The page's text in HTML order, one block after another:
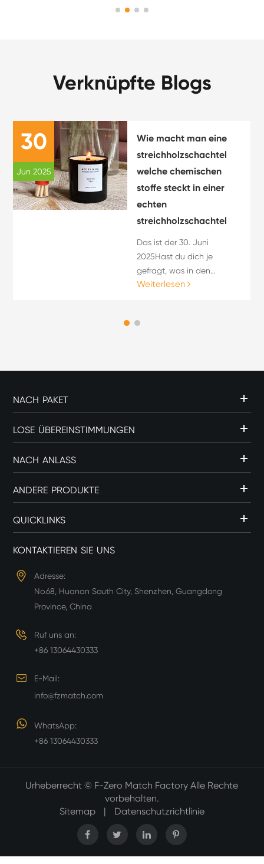
Verknüpfte Blogs
30
Jun 2025
Wie macht man eine
streichholzschachtel
welche chemischen
stoffe steckt in einer
echten
streichholzschachtel
Das ist der 30. Juni
2025Hast du dich je
gefragt, was in den
streichholzschachteln ist
man streichholzschachteln
Weiterlesen
NACH PAKET
LOSE ÜBEREINSTIMMUNGEN
NACH ANLASS
ANDERE PRODUKTE
QUICKLINKS
KONTAKTIEREN SIE UNS
Adresse:
No.68, Huanan South City, Shenzhen, Guangdong
Province, China
Ruf uns an:
+86 13064430333
E-Mail:
info@fzmatch.com
WhatsApp:
+86 13064430333
Urheberrecht © F-Zero Match FactoryAlle Rechte
vorbehalten.
Sitemap
| Datenschutzrichtlinie